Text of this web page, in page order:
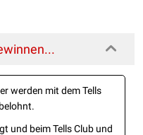
werden mit dem Tells
und beim Tells Club und